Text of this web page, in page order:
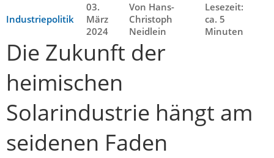
Industriepolitik
03.
März
2024
Von Hans-
Christoph
Neidlein
Lesezeit:
ca. 5
Minuten
Die Zukunft der
heimischen
Solarindustrie hängt am
seidenen Faden